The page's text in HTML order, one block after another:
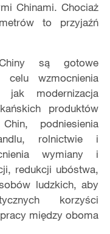
Chinami. Chociaż
to przyjaźń
są gotowe
wzmocnienia
jak modernizacja
produktów
podniesienia
rolnictwie i
wymiany i
redukcji ubóstwa,
ludzkich, aby
korzyści
między oboma